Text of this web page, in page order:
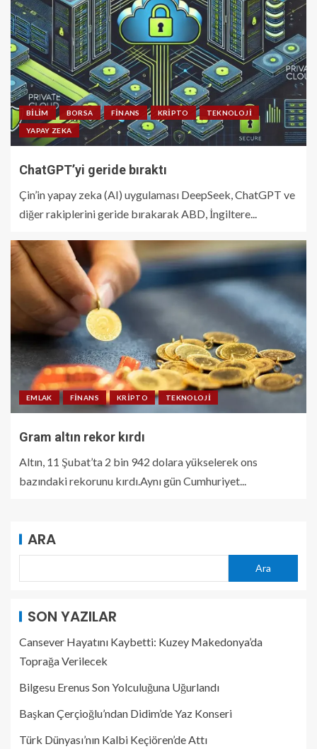
BILIM BORSA FINANS KRIPTO TEKNOLOJI
YAPAY ZEKA
ChatGPT’yi geride bıraktı
Çin’in yapay zeka (AI) uygulaması DeepSeek, ChatGPT ve
diğer rakiplerini geride bırakarak ABD, İngiltere...
EMLAK FINANS KRIPTO TEKNOLOJI
Gram altın rekor kırdı
Altın, 11 Şubat’ta 2 bin 942 dolara yükselerek ons
bazındaki rekorunu kırdı.Aynı gün Cumhuriyet...
ARA
Ara
SON YAZILAR
Cansever Hayatını Kaybetti: Kuzey Makedonya’da
Toprağa Verilecek
Bilgesu Erenus Son Yolculuğuna Uğurlandı
Başkan Çerçioğlu’ndan Didim’de Yaz Konseri
Türk Dünyası’nın Kalbi Keçiören’de Attı